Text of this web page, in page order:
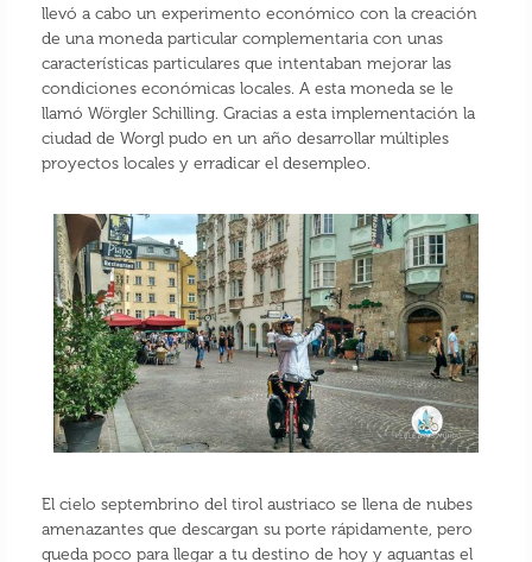
llevó a cabo un experimento económico con la creación
de una moneda particular complementaria con unas
características particulares que intentaban mejorar las
condiciones económicas locales. A esta moneda se le
llamó Wörgler Schilling. Gracias a esta implementación la
ciudad de Worgl pudo en un año desarrollar múltiples
proyectos locales y erradicar el desempleo.
El cielo septembrino del tirol austriaco se llena de nubes
amenazantes que descargan su porte rápidamente, pero
queda poco para llegar a tu destino de hoy y aguantas el